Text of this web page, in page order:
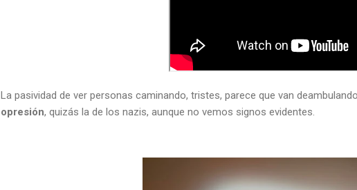
La pasividad de ver personas caminando, tristes, parece que van
opresión, quizás la de los nazis, aunque no vemos signos evidentes.